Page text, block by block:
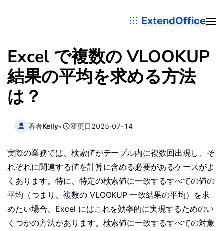
ExtendOffice
Excel で複数の VLOOKUP
結果の平均を求める方法
は？
著者Kelly• 変更日2025-07-14
実際の業務では、検索値がテーブル内に複数回出現し、そ
れぞれに関連する値を計算に含める必要があるケースがよ
くあります。特に、特定の検索値に一致するすべての値の
平均（つまり、複数の VLOOKUP 一致結果の平均）を求
めたい場合、Excel にはこれを効率的に実現するためのい
くつかの方法があります。検索値に一致するすべての対象